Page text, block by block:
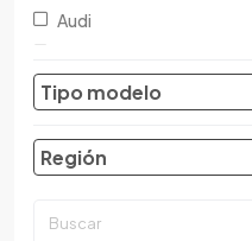
Audi
Baic
Bentley
Brilliance
Tipo modelo
Región